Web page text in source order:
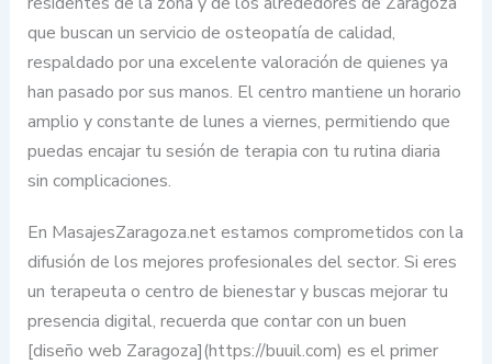
que buscan un servicio de osteopatía de calidad,
respaldado por una excelente valoración de quienes ya
han pasado por sus manos. El centro mantiene un horario
amplio y constante de lunes a viernes, permitiendo que
puedas encajar tu sesión de terapia con tu rutina diaria
sin complicaciones.
En MasajesZaragoza.net estamos comprometidos con la
difusión de los mejores profesionales del sector. Si eres
un terapeuta o centro de bienestar y buscas mejorar tu
presencia digital, recuerda que contar con un buen
[diseño web Zaragoza](https://buuil.com) es el primer